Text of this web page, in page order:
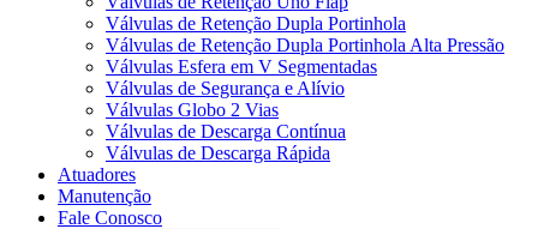
Válvulas de Retenção Dupla Portinhola
Válvulas de Retenção Dupla Portinhola Alta Pressão
Válvulas Esfera em V Segmentadas
Válvulas de Segurança e Alívio
Válvulas Globo 2 Vias
Válvulas de Descarga Contínua
Válvulas de Descarga Rápida
Atuadores
Manutenção
Fale Conosco